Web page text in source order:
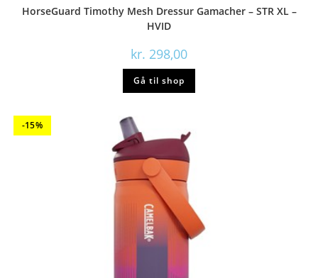
HorseGuard Timothy Mesh Dressur Gamacher – STR XL –
HVID
kr. 298,00
Gå til shop
-15%